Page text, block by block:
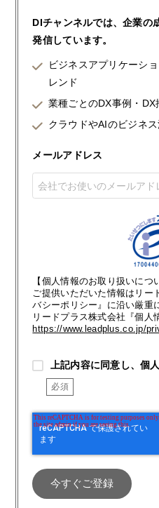
DIチャンネルでは、企業の
発信しています。
ビジネスアプリケーシ
レンド
業種ごとのDX事例・DX
クラウドやAIのビジネ
メールアドレス
【個人情報のお取り扱いにつ
ご提供いただいた情報はリー
バシーポリシー』に沿い厳重
リードプラス株式会社『個人
https://www.leadplus.co.jp/
上記内容に同意し、個